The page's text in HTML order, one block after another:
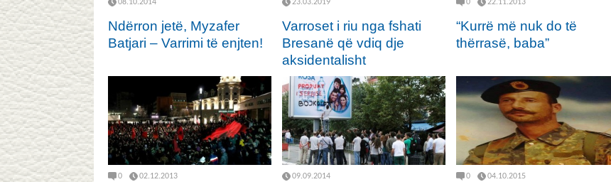
08.10.2014
Ndërron jetë, Myzafer
Batjari – Varrimi të enjten!
23.03.2019
Varroset i riu nga fshati
Bresanë që vdiq dje
aksidentalisht
0 22.11.2013
“Kurrë më nuk do të
thërrasë, baba”
0 02.12.2013 09.09.2014 0 04.10.2015